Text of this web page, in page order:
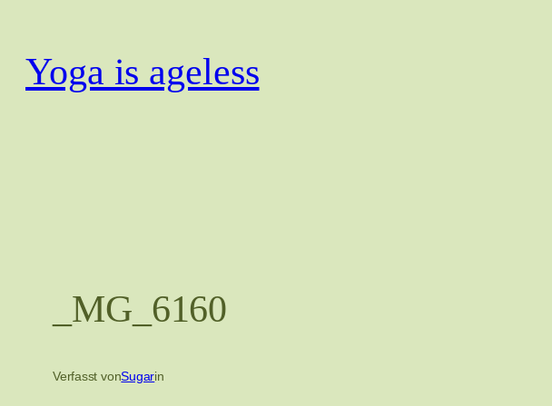
springen
Yoga is ageless
_MG_6160
Verfasst vonSugarin